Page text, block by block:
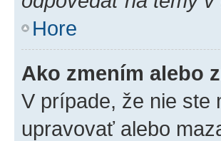
Hore
Ako zmením alebo
V prípade, že nie ste
upravovať alebo